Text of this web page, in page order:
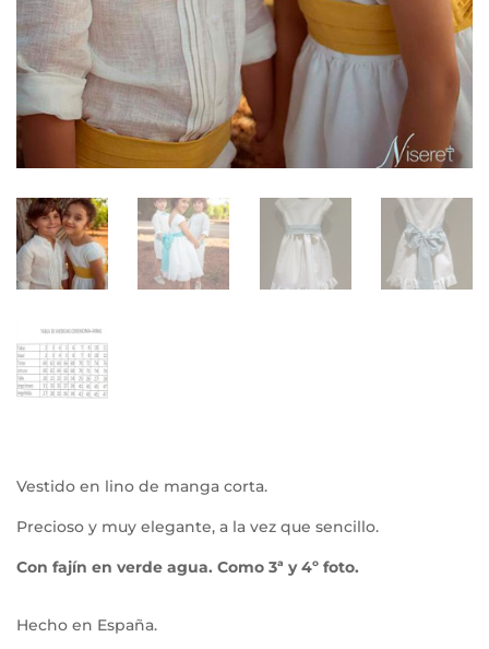
Vestido en lino de manga corta.
Precioso y muy elegante, a la vez que sencillo.
Con fajín en verde agua. Como 3ª y 4º foto.
Hecho en España.